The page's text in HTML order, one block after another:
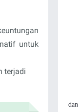
untuk
terjadi
dan